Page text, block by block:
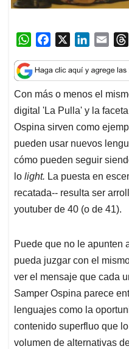
W
a
t
s
A
p
p
c
e
b
o
o
k
n
k
e
d
I
n
a
i
l
Con más o menos el
digital 'La Pulla' y la
Ospina sirven como
pueden usar nuevos
cómo pueden seguir
lo light. La puesta en
recatada-- resulta ser
youtuber de 40 (o de 41).
Puede que no le apunten
pueda juzgar con el
ver el mensaje que cada
Samper Ospina parece
lenguajes como la
contenido superfluo que
volumen de alternativas